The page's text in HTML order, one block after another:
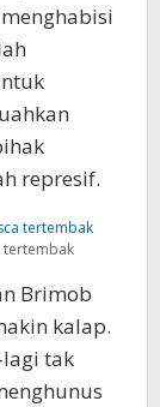
represif.
tertembak
Brimob
kalap.
tak